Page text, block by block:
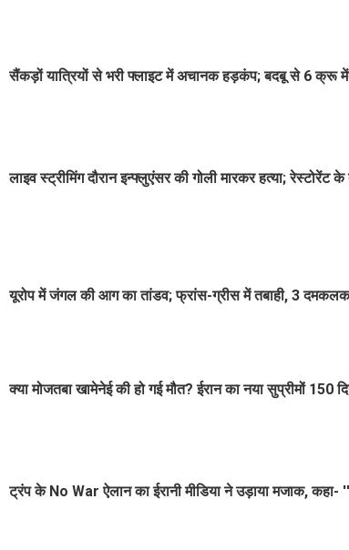
सैंकड़ों यात्रियों से भरी फ्लाइट में अचानक हड़कंप; बदबू से 6 क्रू
लाइव स्ट्रीमिंग दौरान इन्फ्लुएंसर की गोली मारकर हत्या;
यूरोप में जंगल की आग का तांडव; फ्रांस-ग्रीस में तबाही, 3
क्या मोजतबा खामेनेई की हो गई मौत? ईरान का नया सुप्रीमों
ट्रंप के No War ऐलान का ईरानी मीडिया ने उड़ाया मजाक,